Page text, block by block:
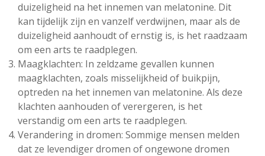
duizeligheid na het innemen van melatonine. Dit
kan tijdelijk zijn en vanzelf verdwijnen, maar als de
duizeligheid aanhoudt of ernstig is, is het raadzaam
om een arts te raadplegen.
Maagklachten: In zeldzame gevallen kunnen
maagklachten, zoals misselijkheid of buikpijn,
optreden na het innemen van melatonine. Als deze
klachten aanhouden of verergeren, is het
verstandig om een arts te raadplegen.
Verandering in dromen: Sommige mensen melden
dat ze levendiger dromen of ongewone dromen